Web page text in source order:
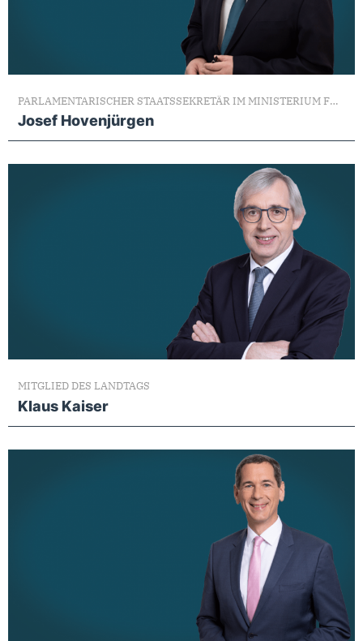
PARLAMENTARISCHER STAATSSEKRETÄR IM MINISTERIUM FÜR HEIMAT, KOMMUNALES, BAU UND DIGITALISIERUNG D
Josef Hovenjürgen
MITGLIED DES LANDTAGS
Klaus Kaiser